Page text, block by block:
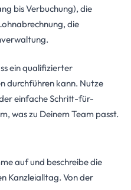
bis Verbuchung), die
die
ein qualifizierter
durchführen kann. Nutze
einfache Schritt-für-
was zu Deinem Team passt.
auf und beschreibe die
Kanzleialltag. Von der